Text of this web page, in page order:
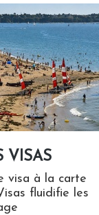
VISAS
visa à la carte
fluidifie les